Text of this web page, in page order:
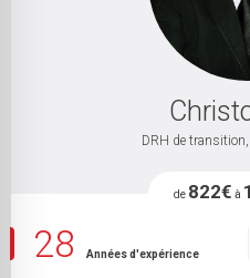
DRH de
de 822€ à
28 Années d'expérience